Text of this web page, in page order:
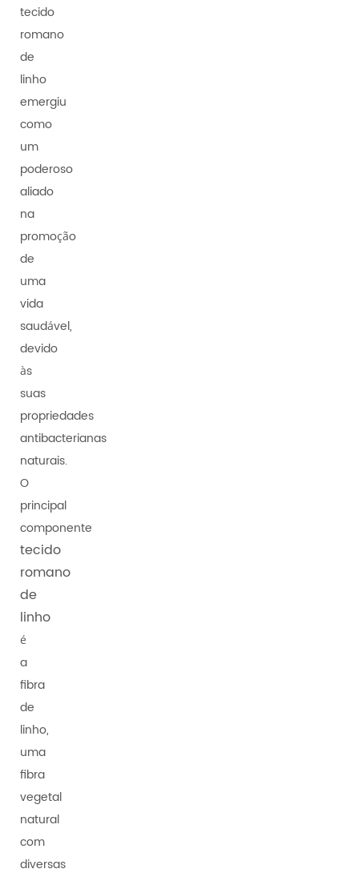
tecido
romano
de
linho
emergiu
como
um
poderoso
aliado
na
promoção
de
uma
vida
saudável,
devido
às
suas
propriedades
antibacterianas
naturais.
O
principal
componente
tecido
romano
de
linho
é
a
fibra
de
linho,
uma
fibra
vegetal
natural
com
diversas